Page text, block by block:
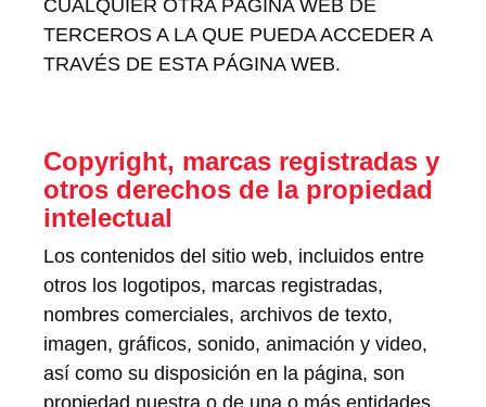
CUALQUIER OTRA PÁGINA WEB DE
TERCEROS A LA QUE PUEDA ACCEDER A
TRAVÉS DE ESTA PÁGINA WEB.
Copyright, marcas registradas y
otros derechos de la propiedad
intelectual
Los contenidos del sitio web, incluidos entre
otros los logotipos, marcas registradas,
nombres comerciales, archivos de texto,
imagen, gráficos, sonido, animación y video,
así como su disposición en la página, son
propiedad nuestra o de una o más entidades